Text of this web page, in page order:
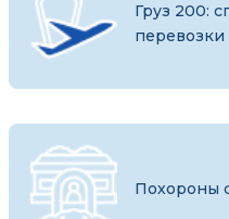
Груз 200:
перевозки
Похороны